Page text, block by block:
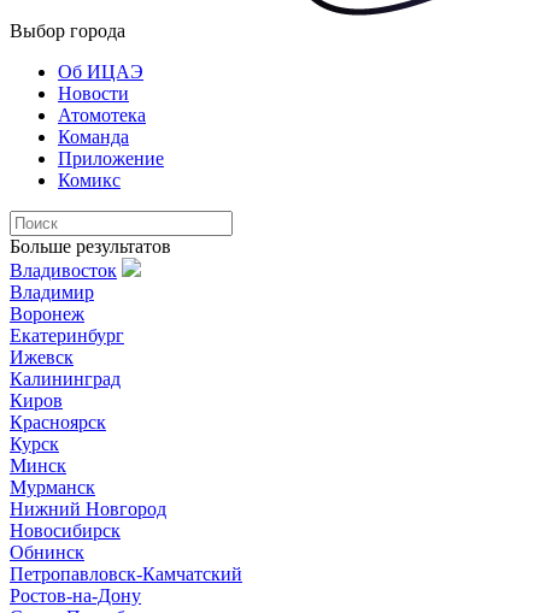
Выбор города
Об ИЦАЭ
Новости
Атомотека
Команда
Приложение
Комикс
Больше результатов
Владивосток
Владимир
Воронеж
Екатеринбург
Ижевск
Калининград
Киров
Красноярск
Курск
Минск
Мурманск
Нижний Новгород
Новосибирск
Обнинск
Петропавловск-Камчатский
Ростов-на-Дону